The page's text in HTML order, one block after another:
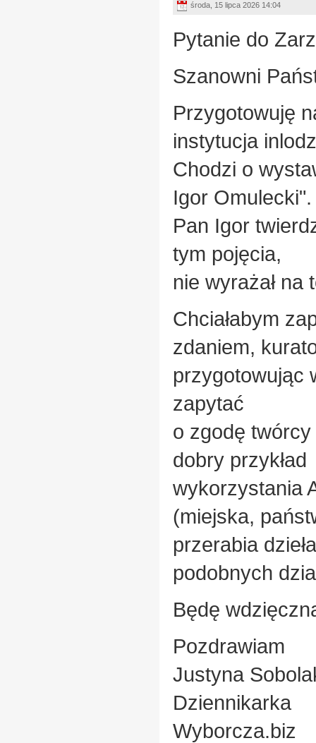
środa, 15 lipca 2026 14:04
Pytanie do
Szanowni
Przygotowuję
instytucja
Chodzi o
Igor Omulecki".
Pan Igor
tym pojęcia,
nie wyrażał na
Chciałabym
zdaniem,
przygotowując
zapytać
o zgodę
dobry przykład
wykorzystania
(miejska,
przerabia
podobnych
Będę
Pozdrawiam
Justyna
Dziennikarka
Wyborcza.biz